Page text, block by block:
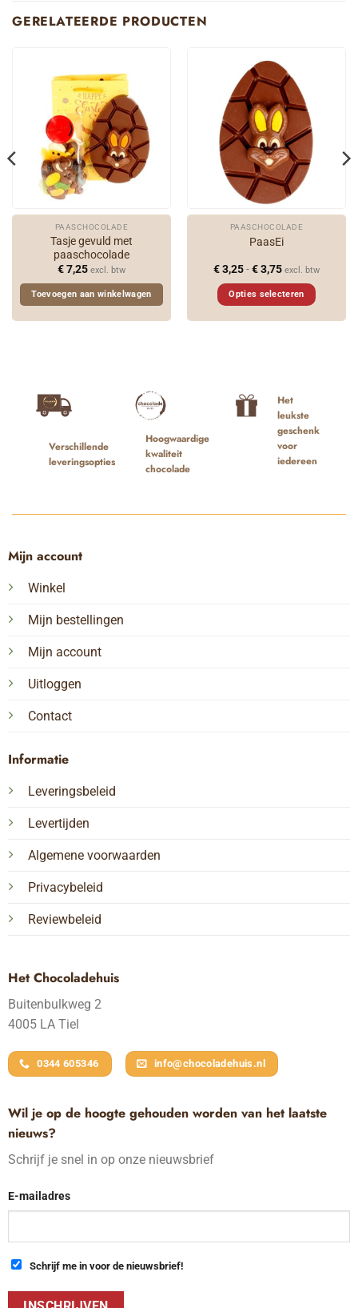
GERELATEERDE PRODUCTEN
PAASCHOCOLADE
Tasje gevuld met
paaschocolade
€7,25 excl. btw
Toevoegen aan winkelwagen
PAASCHOCOLADE
PaasEi
€3,25-€3,75Prijsklasse:
tot
€ 3,75
excl. btw
Opties selecteren
Deze
optie
kan
gekozen
worden
productpagina
Verschillende
leveringsopties
Hoogwaardige
kwaliteit
chocolade
Het
leukste
geschenk
voor
iedereen
Het Chocoladehuis
Buitenbulkweg 2
4005 LA Tiel
0344 605346 info@chocoladehuis.nl
Mijn account
Winkel
Mijn bestellingen
Mijn account
Uitloggen
Contact
Informatie
Leveringsbeleid
Levertijden
Algemene voorwaarden
Privacybeleid
Reviewbeleid
Wil je op de hoogte gehouden worden van het laatste
nieuws?
Schrijf je snel in op onze nieuwsbrief
E-mailadres
Schrijf me in voor de nieuwsbrief!